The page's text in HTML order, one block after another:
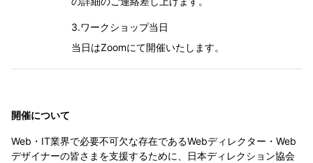
3.ワークショップ当日
当日はZoomにて開催いたします。
開催について
Web・IT業界で必要不可欠な存在であるWebディレクター・Web
デザイナーの皆さまを支援するために、日本ディレクション協会